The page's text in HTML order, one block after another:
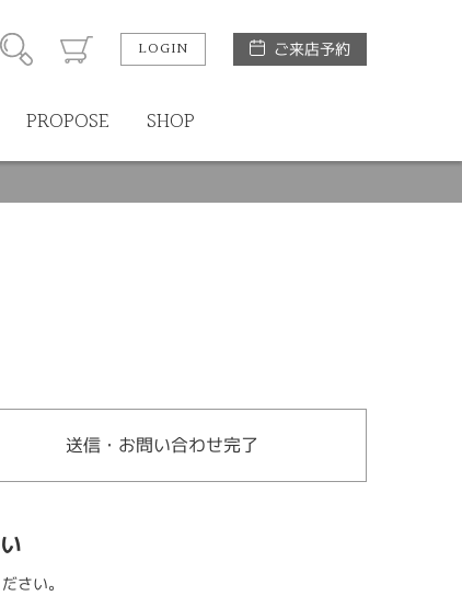
LOGIN ご来店予約
PROPOSE SHOP
送信・お問い合わせ完了
さい。